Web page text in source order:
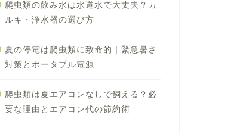
爬虫類の飲み水は水道水で大丈夫？カ
ルキ・浄水器の選び方
夏の停電は爬虫類に致命的｜緊急暑さ
対策とポータブル電源
爬虫類は夏エアコンなしで飼える？必
要な理由とエアコン代の節約術